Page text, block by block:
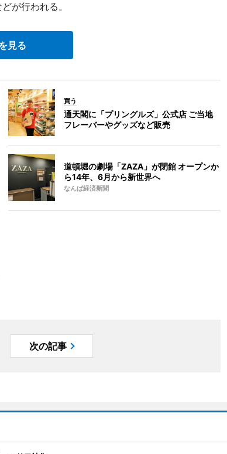
が行われる。
見る
買う
通天閣に「プリングルズ」公式店 ご当地
フレーバーやグッズなど販売
道頓堀の劇場「ZAZA」が閉館 オープンか
ら14年、6月から新世界へ
なんば経済新聞
次の記事